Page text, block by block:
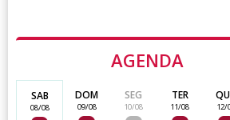
AGENDA
SAB
08/08
DOM
09/08
SEG
10/08
TER
11/08 12/